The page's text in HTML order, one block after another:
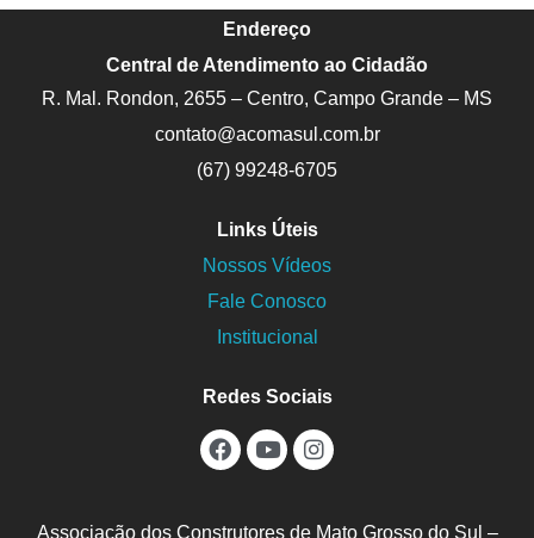
Endereço
Central de Atendimento ao Cidadão
R. Mal. Rondon, 2655 – Centro, Campo Grande – MS
contato@acomasul.com.br
(67) 99248-6705
Links Úteis
Nossos Vídeos
Fale Conosco
Institucional
Redes Sociais
Associação dos Construtores de Mato Grosso do Sul –